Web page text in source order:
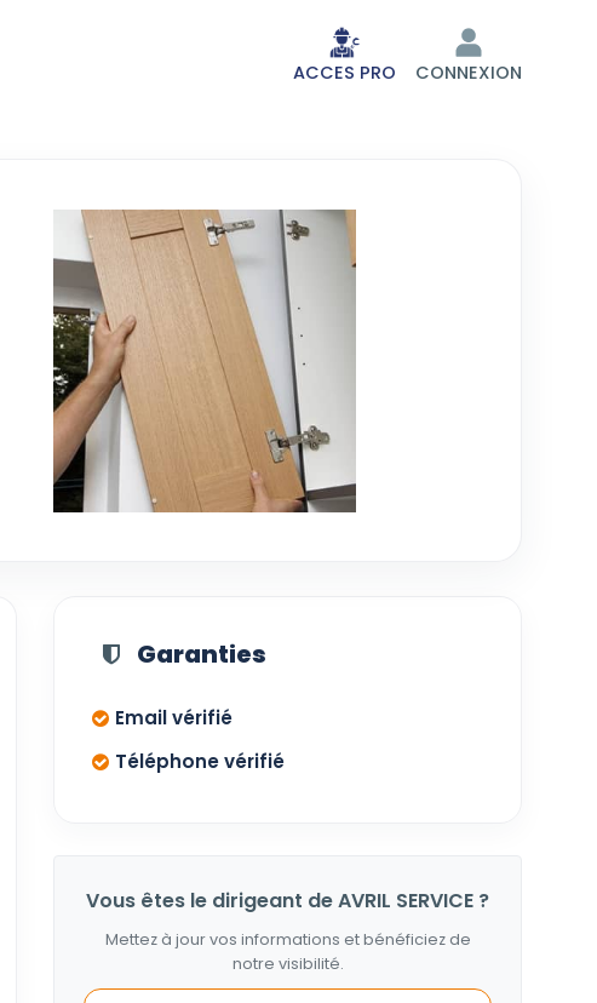
ACCES PRO CONNEXION
Garanties
Email vérifié
Téléphone vérifié
Vous êtes le dirigeant de AVRIL SERVICE ?
Mettez à jour vos informations et bénéficiez de
notre visibilité.